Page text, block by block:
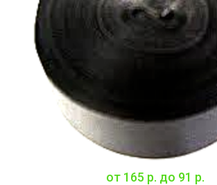
от 165 р. до 91 р.